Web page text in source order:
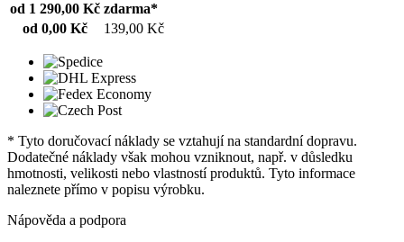
od 1 290,00 Kč zdarma*
od 0,00 Kč
139,00 Kč
* Tyto doručovací náklady se vztahují na standardní dopravu.
Dodatečné náklady však mohou vzniknout, např. v důsledku
hmotnosti, velikosti nebo vlastností produktů. Tyto informace
naleznete přímo v popisu výrobku.
Nápověda a podpora